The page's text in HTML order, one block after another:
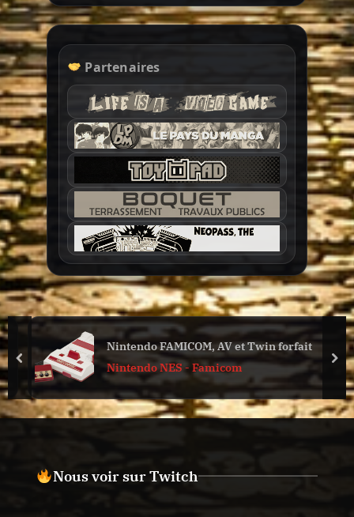
Partenaires
AV et Twin forfait Grille des tarifs
Réparations,
prev
Nous voir sur Twitch